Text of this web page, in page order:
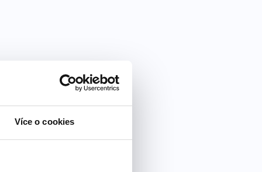
Více o cookies